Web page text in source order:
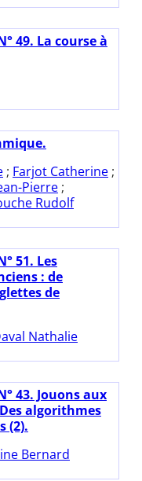
49. La course à
; Farjot Catherine ;
Pierre ;
Rudolf
51. Les
: de
de
Nathalie
43. Jouons aux
algorithmes
(2).
Bernard